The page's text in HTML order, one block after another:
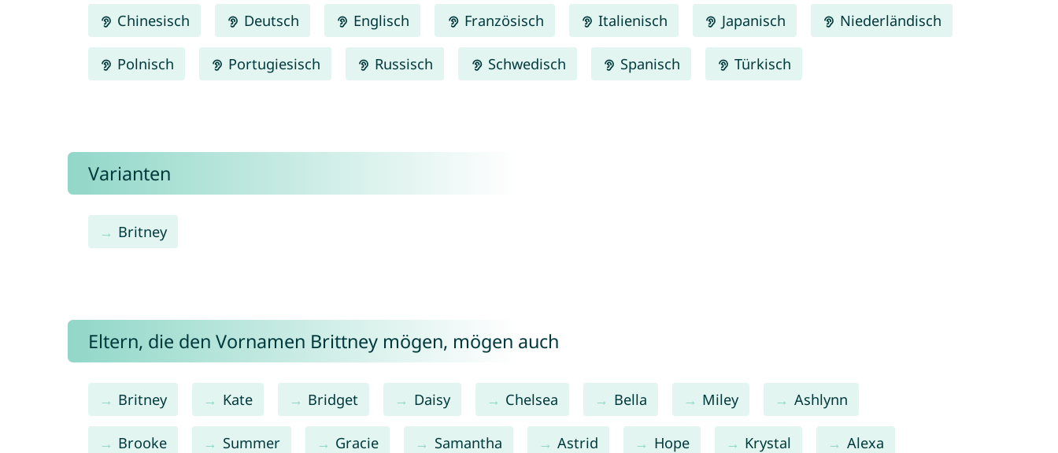
Chinesisch Deutsch Englisch Französisch Italienisch Japanisch Niederländisch
Polnisch Portugiesisch Russisch Schwedisch Spanisch Türkisch
Varianten
Britney
Eltern, die den Vornamen Brittney mögen, mögen auch
Britney Kate Bridget Daisy Chelsea Bella Miley Ashlynn
Brooke Summer Gracie Samantha Astrid Hope Krystal Alexa